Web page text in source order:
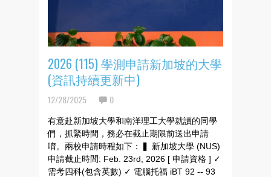
2026 (115) 學測申請新加坡的大學
(資訊持續更新中)
12/28/2025 0
有意赴新加坡大學和南洋理工大學就讀的同學
們，抓緊時間，務必在截止期限前送出申請
唷。兩校申請時程如下： ▍新加坡大學 (NUS)
申請截止時間: Feb. 23rd, 2026 [ 申請資格 ] ✓
需考四科(包含英數) ✓ 電腦托福 iBT 92 -- 93